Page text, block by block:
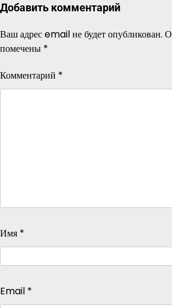
Добавить комментарий
Ваш адрес email не будет опубликован.
помечены *
Комментарий *
Имя *
Email *